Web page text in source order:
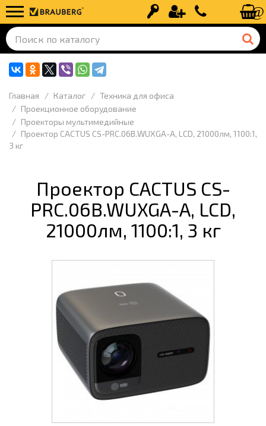
Вход Регистрация+7 (499) 110-
Главная Каталог
Техника для офиса
Проекционное оборудование
Проекторы мультимедийные
Проектор CACTUS CS-PRC.06B.WUXGA-A, LCD, 21000лм, 1100:1,
3 кг
Проектор CACTUS CS-
PRC.06B.WUXGA-A, LCD,
21000лм, 1100:1, 3 кг